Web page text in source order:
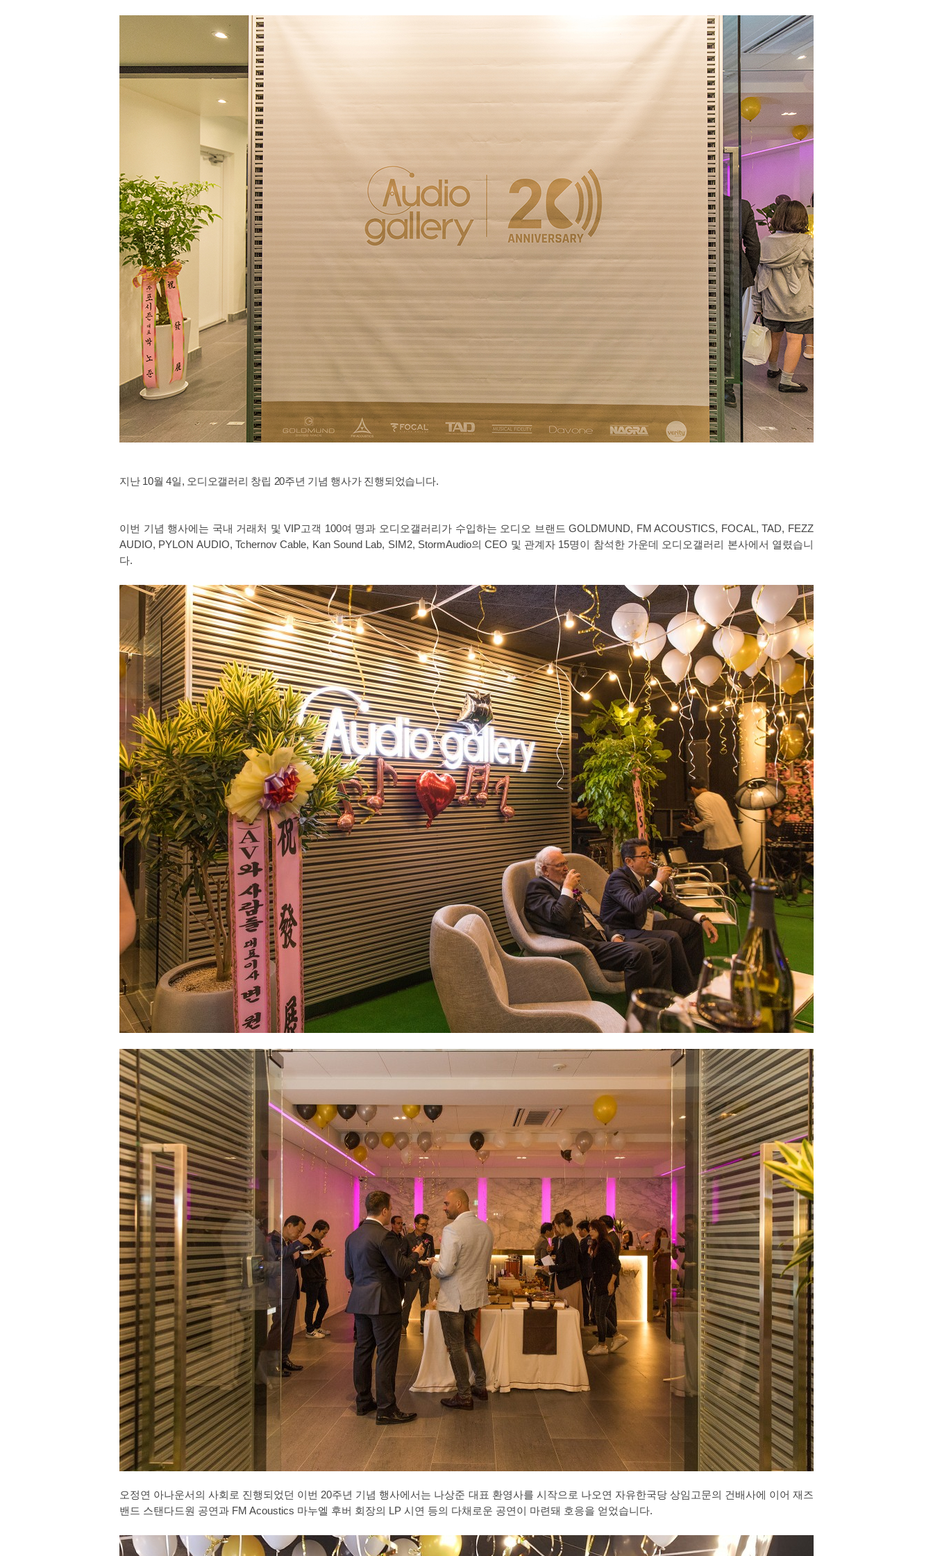
지난 10월 4일, 오디오갤러리 창립 20주년 기념 행사가 진행되었습니다.
이번 기념 행사에는 국내 거래처 및 VIP고객 100여 명과 오디오갤러리가 수입하는 오디오 브랜드 GOLDMUND, FM ACOUSTICS, FOCAL, TAD, FEZZ
AUDIO, PYLON AUDIO, Tchernov Cable, Kan Sound Lab, SIM2, StormAudio의 CEO 및 관계자 15명이 참석한 가운데 오디오갤러리 본사에서 열렸습니
다.
오정연 아나운서의 사회로 진행되었던 이번 20주년 기념 행사에서는 나상준 대표 환영사를 시작으로 나오연 자유한국당 상임고문의 건배사에 이어 재즈
밴드 스탠다드원 공연과 FM Acoustics 마누엘 후버 회장의 LP 시연 등의 다채로운 공연이 마련돼 호응을 얻었습니다.